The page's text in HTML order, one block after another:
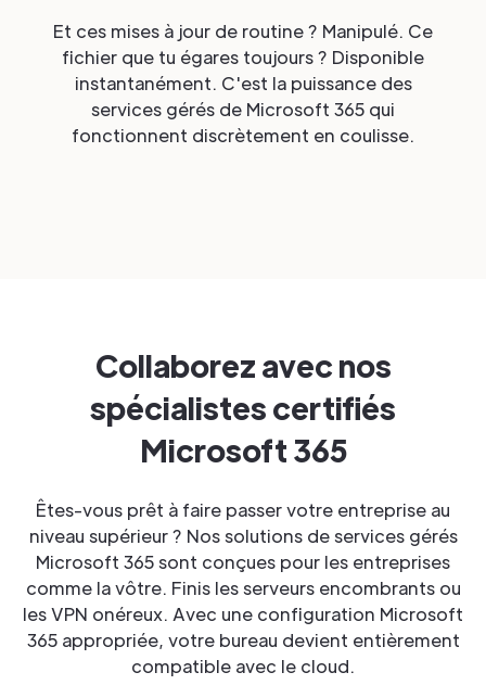
Et ces mises à jour de routine ? Manipulé. Ce
fichier que tu égares toujours ? Disponible
instantanément. C'est la puissance des
services gérés de Microsoft 365 qui
fonctionnent discrètement en coulisse.
Collaborez avec nos
spécialistes certifiés
Microsoft 365
Êtes-vous prêt à faire passer votre entreprise au
niveau supérieur ? Nos solutions de services gérés
Microsoft 365 sont conçues pour les entreprises
comme la vôtre. Finis les serveurs encombrants ou
les VPN onéreux. Avec une configuration Microsoft
365 appropriée, votre bureau devient entièrement
compatible avec le cloud.